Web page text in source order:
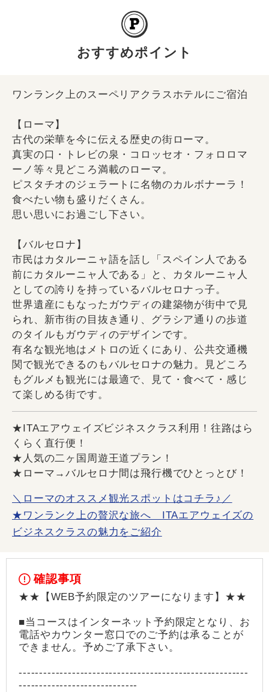
おすすめポイント
ワンランク上のスーペリアクラスホテルにご宿泊
【ローマ】
古代の栄華を今に伝える歴史の街ローマ。
真実の口・トレビの泉・コロッセオ・フォロロマ
ーノ等々見どころ満載のローマ。
ピスタチオのジェラートに名物のカルボナーラ！
食べたい物も盛りだくさん。
思い思いにお過ごし下さい。
【バルセロナ】
市民はカタルーニャ語を話し「スペイン人である
前にカタルーニャ人である」と、カタルーニャ人
としての誇りを持っているバルセロナっ子。
世界遺産にもなったガウディの建築物が街中で見
られ、新市街の目抜き通り、グラシア通りの歩道
のタイルもガウディのデザインです。
有名な観光地はメトロの近くにあり、公共交通機
関で観光できるのもバルセロナの魅力。見どころ
もグルメも観光には最適で、見て・食べて・感じ
て楽しめる街です。
★ITAエアウェイズビジネスクラス利用！往路はら
くらく直行便！
★人気の二ヶ国周遊王道プラン！
★ローマ→バルセロナ間は飛行機でひとっとび！
＼ローマのオススメ観光スポットはコチラ♪／
★ワンランク上の贅沢な旅へ ITAエアウェイズの
ビジネスクラスの魅力をご紹介
確認事項
★★【WEB予約限定のツアーになります】★★
■当コースはインターネット予約限定となり、お
電話やカウンター窓口でのご予約は承ることが
できません。予めご了承下さい。
--------------------------------------------------------
-----------------------------